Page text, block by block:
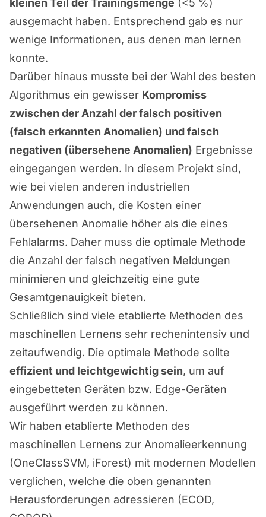
kleinen Teil der Trainingsmenge (<5 %)
ausgemacht haben. Entsprechend gab es nur
wenige Informationen, aus denen man lernen
konnte.
Darüber hinaus musste bei der Wahl des besten
Algorithmus ein gewisser Kompromiss
zwischen der Anzahl der falsch positiven
(falsch erkannten Anomalien) und falsch
negativen (übersehene Anomalien) Ergebnisse
eingegangen werden. In diesem Projekt sind,
wie bei vielen anderen industriellen
Anwendungen auch, die Kosten einer
übersehenen Anomalie höher als die eines
Fehlalarms. Daher muss die optimale Methode
die Anzahl der falsch negativen Meldungen
minimieren und gleichzeitig eine gute
Gesamtgenauigkeit bieten.
Schließlich sind viele etablierte Methoden des
maschinellen Lernens sehr rechenintensiv und
zeitaufwendig. Die optimale Methode sollte
effizient und leichtgewichtig sein, um auf
eingebetteten Geräten bzw. Edge-Geräten
ausgeführt werden zu können.
Wir haben etablierte Methoden des
maschinellen Lernens zur Anomalieerkennung
(OneClassSVM, iForest) mit modernen Modellen
verglichen, welche die oben genannten
Herausforderungen adressieren (ECOD,